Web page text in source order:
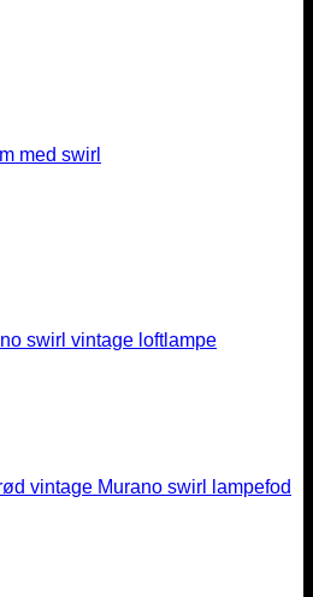
med swirl
swirl vintage loftlampe
vintage Murano swirl lampefod